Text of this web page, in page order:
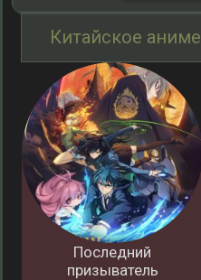
Китайское
Последний
призыватель